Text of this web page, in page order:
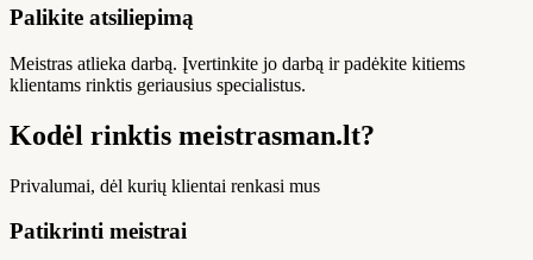
Palikite atsiliepimą
Meistras atlieka darbą. Įvertinkite jo darbą ir padėkite kitiems
klientams rinktis geriausius specialistus.
Kodėl rinktis meistrasman.lt?
Privalumai, dėl kurių klientai renkasi mus
Patikrinti meistrai